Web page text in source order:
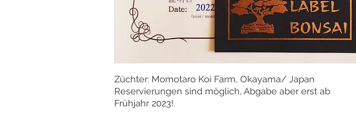
Züchter: Momotaro Koi Farm, Okayama/ Japan
Reservierungen sind möglich, Abgabe aber erst ab
Frühjahr 2023!